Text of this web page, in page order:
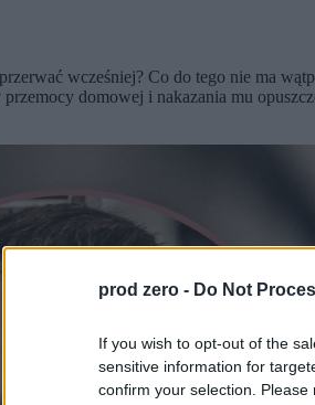
prod zero - Do Not
If you wish to opt-out of the
sensitive information for
confirm your selection.
wcześniej? Co do tego nie ma
domowej i nakazania mu